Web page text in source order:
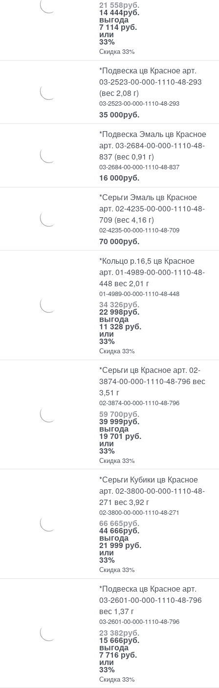
21 558руб.
14 444руб.
выгода
7 114 руб.
или
33%
Скидка 33%
*Подвеска цв Красное арт.
03-2523-00-000-1110-48-293
(вес 2,08 г)
03-2523-00-000-1110-48-293
35 000руб.
*Подвеска Эмаль цв Красное
арт. 03-2684-00-000-1110-48-
837 (вес 0,91 г)
03-2684-00-000-1110-48-837
16 000руб.
*Серьги Эмаль цв Красное
арт. 02-4235-00-000-1110-48-
709 (вес 4,16 г)
02-4235-00-000-1110-48-709
70 000руб.
*Кольцо р.16,5 цв Красное
арт. 01-4989-00-000-1110-48-
448 вес 2,01 г
01-4989-00-000-1110-48-448
34 326руб.
22 998руб.
выгода
11 328 руб.
или
33%
Скидка 33%
*Серьги цв Красное арт. 02-
3874-00-000-1110-48-796 вес
3,51 г
02-3874-00-000-1110-48-796
59 700руб.
39 999руб.
выгода
19 701 руб.
или
33%
Скидка 33%
*Серьги Кубики цв Красное
арт. 02-3800-00-000-1110-48-
271 вес 3,92 г
02-3800-00-000-1110-48-271
66 665руб.
44 666руб.
выгода
21 999 руб.
или
33%
Скидка 33%
*Подвеска цв Красное арт.
03-2601-00-000-1110-48-796
вес 1,37 г
03-2601-00-000-1110-48-796
23 382руб.
15 666руб.
выгода
7 716 руб.
или
33%
Скидка 33%